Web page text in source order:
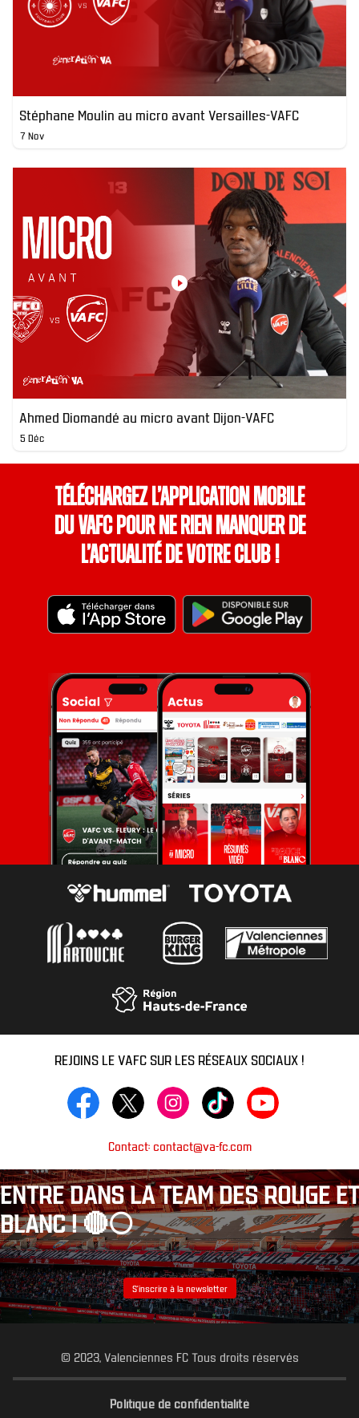
Stéphane Moulin au micro avant Versailles-VAFC
7 Nov
Ahmed Diomandé au micro avant Dijon-VAFC
5 Déc
Téléchargez l’application mobile
du VAFC pour ne rien manquer de
l’actualité de votre club !
REJOINS LE VAFC SUR LES RÉSEAUX SOCIAUX !
Contact: contact@va-fc.com
ENTRE DANS LA TEAM DES ROUGE ET
BLANC ! 🔴⚪️
S’inscrire à la newsletter
© 2023, Valenciennes FC Tous droits réservés
Politique de confidentialité